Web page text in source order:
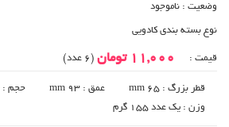
وضعیت : ناموجود
نوع بسته بندی کادویی
قیمت : 11,000 تومان (6 عدد)
قطر بزرگ : 65 mm عمق : 93 mm
حجم : 165 cc
وزن : یک عدد 155 گرم